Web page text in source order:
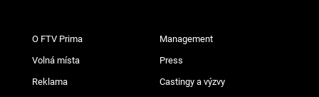
O FTV Prima Management
Volná místa Press
Reklama Castingy a výzvy